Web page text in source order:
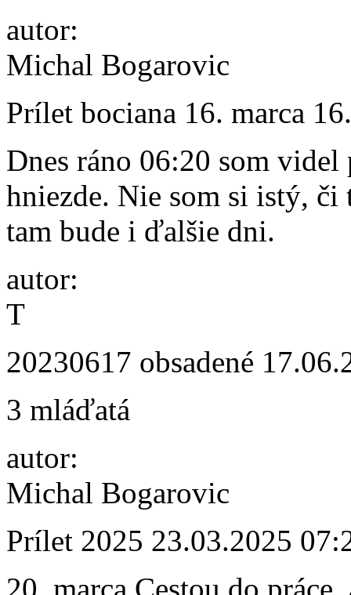
autor:
Michal Bogarovic
Prílet bociana 16. marca
Dnes ráno 06:20 som
hniezde. Nie som si istý,
tam bude i ďalšie dni.
autor:
T
20230617 obsadené
3 mláďatá
autor:
Michal Bogarovic
Prílet 2025 23.03.2025